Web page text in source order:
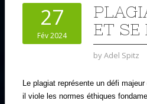
27
Fév 2024
ET SE
byAdel Spitz
Le plagiat représente un défi
il viole les normes éthiques